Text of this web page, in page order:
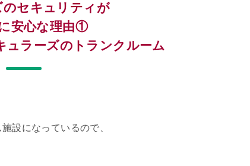
のセキュリティが
安心な理由①
ュラーズのトランクルーム
設になっているので、